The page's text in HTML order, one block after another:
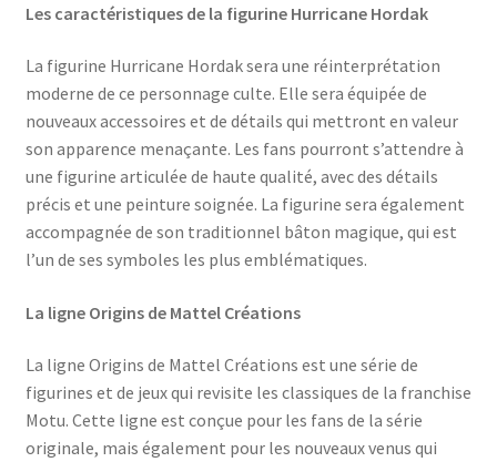
Les caractéristiques de la figurine Hurricane Hordak
La figurine Hurricane Hordak sera une réinterprétation
moderne de ce personnage culte. Elle sera équipée de
nouveaux accessoires et de détails qui mettront en valeur
son apparence menaçante. Les fans pourront s’attendre à
une figurine articulée de haute qualité, avec des détails
précis et une peinture soignée. La figurine sera également
accompagnée de son traditionnel bâton magique, qui est
l’un de ses symboles les plus emblématiques.
La ligne Origins de Mattel Créations
La ligne Origins de Mattel Créations est une série de
figurines et de jeux qui revisite les classiques de la franchise
Motu. Cette ligne est conçue pour les fans de la série
originale, mais également pour les nouveaux venus qui